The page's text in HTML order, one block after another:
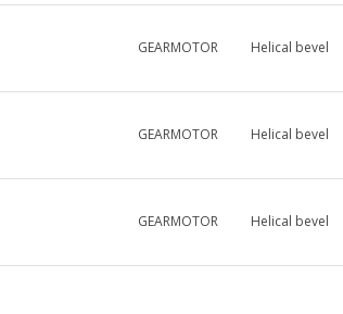
GEARMOTOR Helical bevel
GEARMOTOR Helical bevel
GEARMOTOR Helical bevel